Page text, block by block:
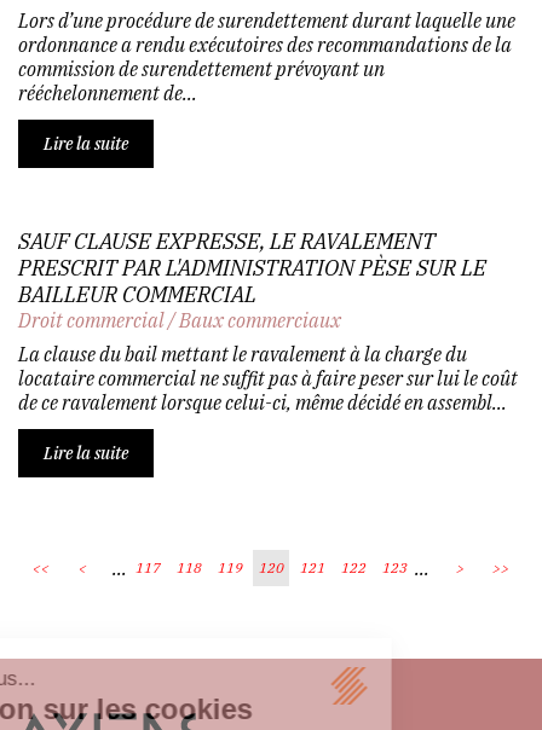
Lors d’une procédure de surendettement durant laquelle une
ordonnance a rendu exécutoires des recommandations de la
commission de surendettement prévoyant un
rééchelonnement de...
Lire la suite
SAUF CLAUSE EXPRESSE, LE RAVALEMENT
PRESCRIT PAR L'ADMINISTRATION PÈSE SUR LE
BAILLEUR COMMERCIAL
Droit commercial/Baux commerciaux
La clause du bail mettant le ravalement à la charge du
locataire commercial ne suffit pas à faire peser sur lui le coût
de ce ravalement lorsque celui-ci, même décidé en assembl...
Lire la suite
<< < ... 117 118 119 120 121 122 123 ... > >>